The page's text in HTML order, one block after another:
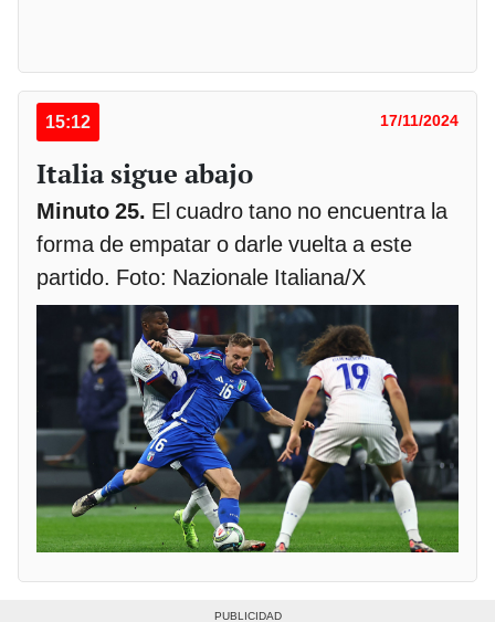
15:12 17/11/2024
Italia sigue abajo
Minuto 25. El cuadro tano no encuentra la
forma de empatar o darle vuelta a este
partido. Foto: Nazionale Italiana/X